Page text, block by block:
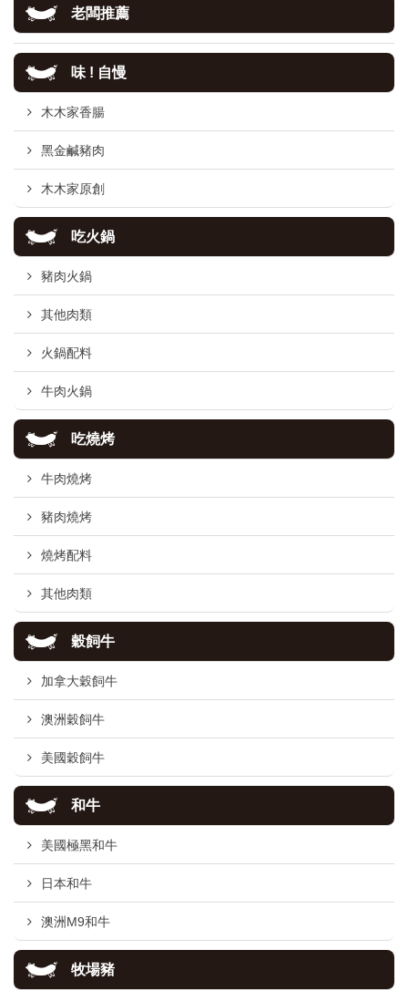
老闆推薦
味 ! 自慢
木木家香腸
黑金鹹豬肉
木木家原創
吃火鍋
豬肉火鍋
其他肉類
火鍋配料
牛肉火鍋
吃燒烤
牛肉燒烤
豬肉燒烤
燒烤配料
其他肉類
穀飼牛
加拿大穀飼牛
澳洲穀飼牛
美國穀飼牛
和牛
美國極黑和牛
日本和牛
澳洲M9和牛
牧場豬